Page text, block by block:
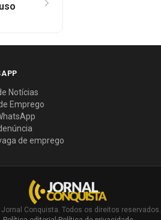
Notícias
Emprego
de emprego
Conquista. Todos os direitos reservados.